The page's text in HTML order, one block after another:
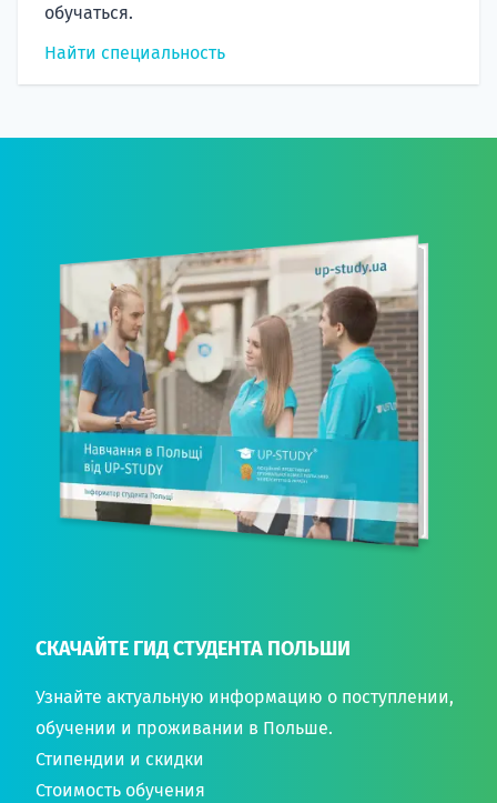
обучаться.
Найти специальность
СКАЧАЙТЕ ГИД СТУДЕНТА ПОЛЬШИ
Узнайте актуальную информацию о поступлении,
обучении и проживании в Польше.
Стипендии и скидки
Стоимость обучения